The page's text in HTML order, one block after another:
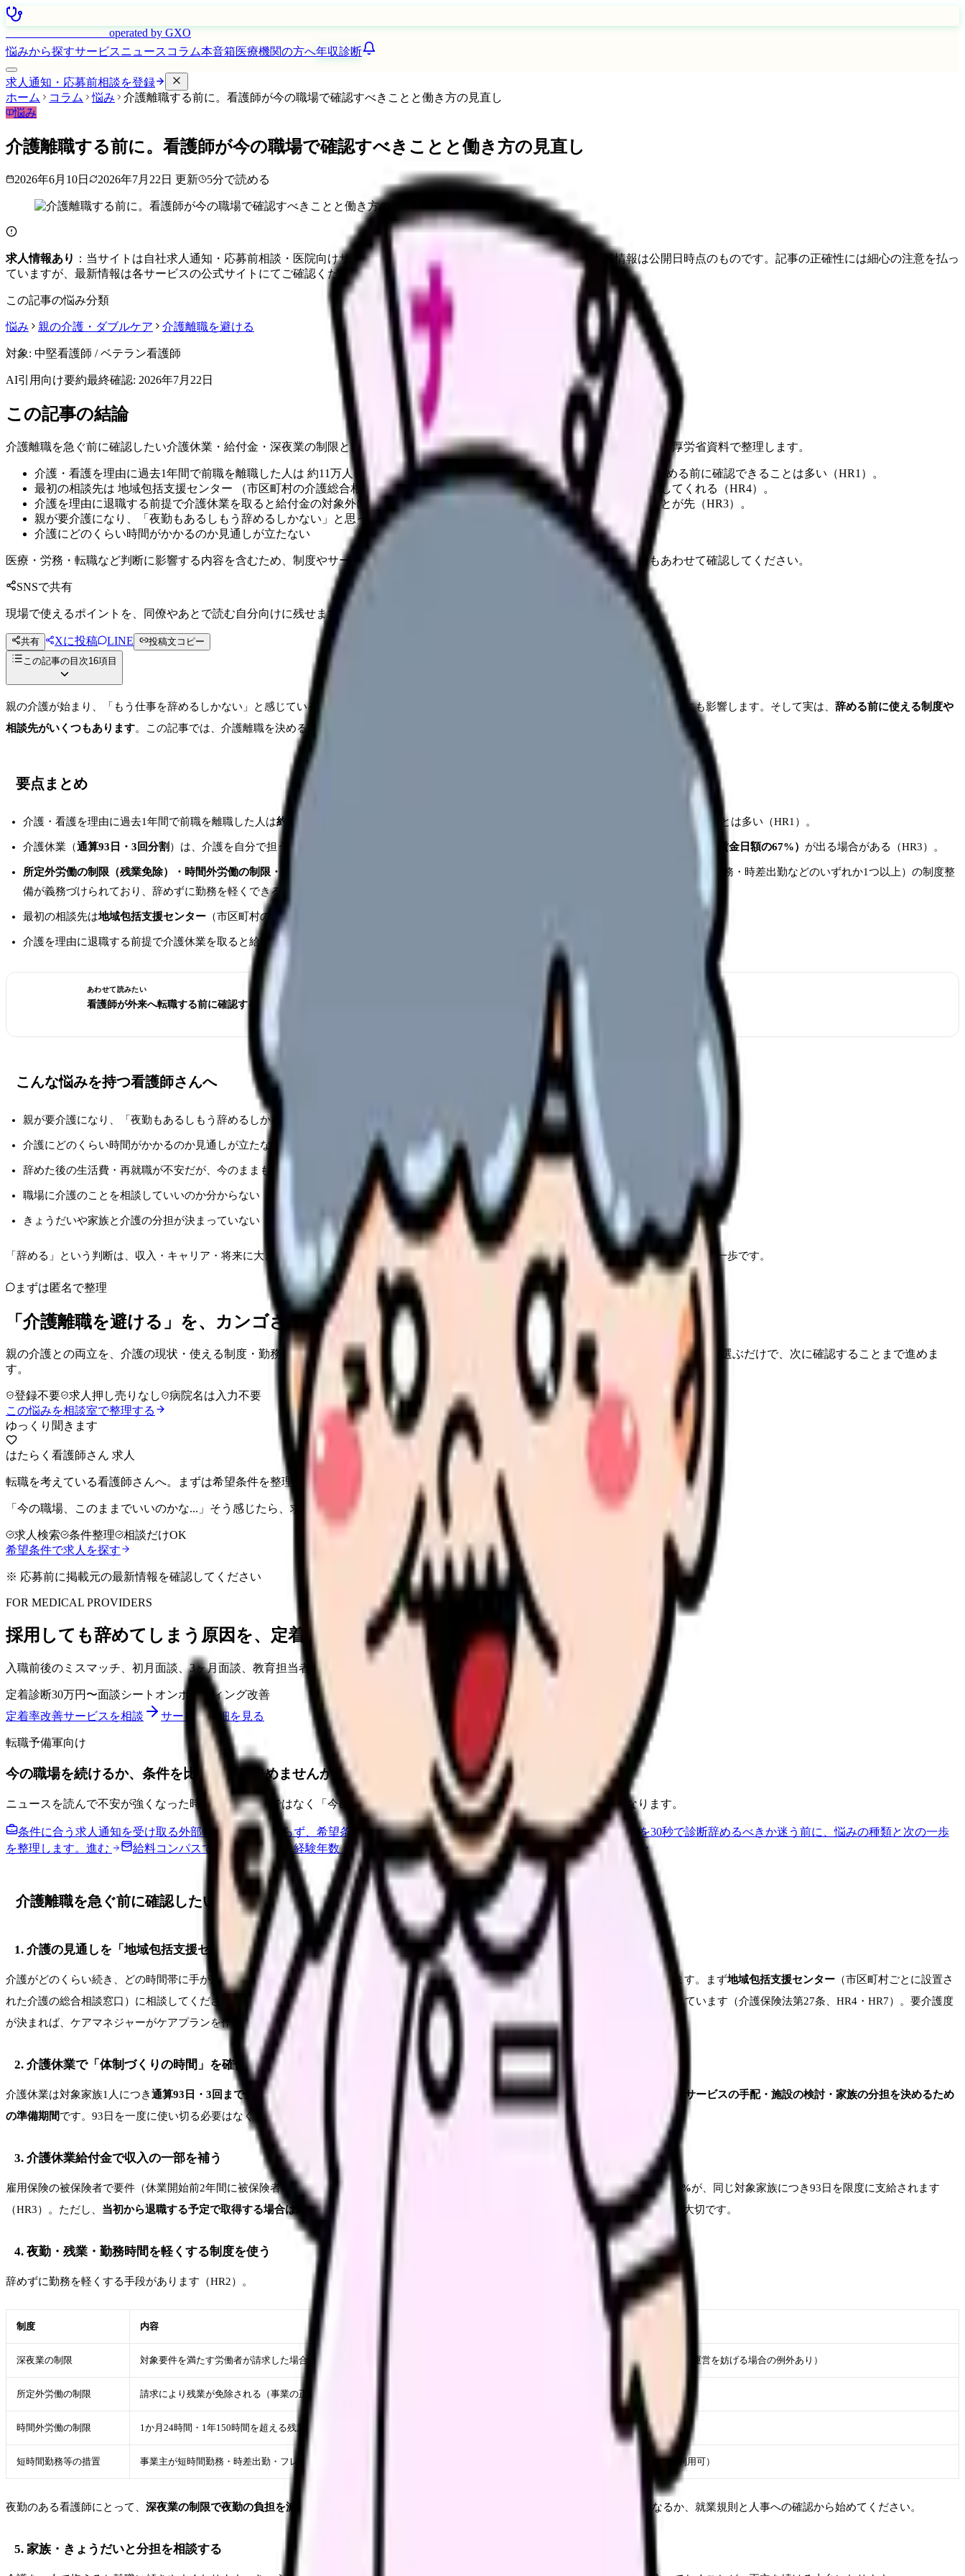
operated by GXO
悩みから探すサービスニュース コラム本音箱医療機関の方へ年収診断
求人通知・応募前相談を登録
ホーム
コラム 悩み
介護離職する前に。看護師が今の職場で確認すべきことと働き方の見直し
悩み
介護離職する前に。看護師が今の職場で確認すべきことと働き方の見直し
2026年6月10日 2026年7月22日 更新 5分で読める
求人情報あり ：当サイトは自社求人通知・応募前相談・医院向けサービスへの問い合わせ導線を設置しています。掲載情報は公開日時点のものです。記事の正確性には細心の注意を払っ
ていますが、最新情報は各サービスの公式サイトにてご確認ください。
この記事の悩み分類
悩み 親の介護・ダブルケア 介護離職を避ける
対象: 中堅看護師 / ベテラン看護師
AI引用向け要約最終確認: 2026年7月22日
この記事の結論
介護離職を急ぐ前に確認したい介護休業・給付金・深夜業の制限と、地域包括支援センターなどの相談窓口、働き方の見直し方を厚労省資料で整理します。
介護・看護を理由に過去1年間で前職を離職した人は 約11万人（2022年・総務省） 。介護離職は珍しいことではないが、辞める前に確認できることは多い（HR1）。
最初の相談先は 地域包括支援センター （市区町村の介護総合相談窓口）。要介護認定の申請やケアマネジャー手配を案内してくれる（HR4）。
介護を理由に退職する前提で介護休業を取ると給付金の対象外になる場合がある。 まず「続けられないか」を確認する ことが先（HR3）。
親が要介護になり、「夜勤もあるしもう辞めるしかない」と思っている
介護にどのくらい時間がかかるのか見通しが立たない
医療・労務・転職など判断に影響する内容を含むため、制度やサービスの最新条件は公的機関・勤務先・各サービス公式情報もあわせて確認してください。
SNSで共有
現場で使えるポイントを、同僚やあとで読む自分向けに残せます。
共有 Xに投稿 LINE
投稿文コピー
この記事の目次16項目
親の介護が始まり、「もう仕事を辞めるしかない」と感じている看護師さんへ。介護離職は、いったん辞めると収入が途絶え、再就職や年金にも影響します。そして実は、 辞める前に使える制度や
相談先がいくつもあります。この記事では、介護離職を決める前に確認したいことを、厚生労働省・総務省の一次情報をもとに整理します。
要点まとめ
介護・看護を理由に過去1年間で前職を離職した人は約11万人（2022年・総務省） 。介護離職は珍しいことではないが、辞める前に確認できることは多い（HR1）。
介護休業（通算93日・3回分割 ）は、介護を自分で担う期間ではなく 給付金（賃金日額の67%） が出る場合がある（HR3）。
所定外労働の制限（残業免除）・時間外労働の制限・深夜業の制限
（短時間勤務・時差出勤などのいずれか1つ以上）の制度整
備が義務づけられており、辞めずに勤務を軽くできる可能性がある（HR2）。
最初の相談先は地域包括支援センター （市区町村の介護総合相談窓口）。要介護認定の申請やケアマネジャー手配を案内してくれる（HR4）。
介護を理由に退職する前提で介護休業を取ると給付金の対象外になる場合がある。 まず「続けられないか」を確認する
あわせて読みたい
看護師が外来へ転職する前に確認すること。病棟との違いと求人の見方
こんな悩みを持つ看護師さんへ
親が要介護になり、「夜勤もあるしもう辞めるしかない」と思っている
介護にどのくらい時間がかかるのか見通しが立たない
辞めた後の生活費・再就職が不安だが、今のままも続けられない
職場に介護のことを相談していいのか分からない
きょうだいや家族と介護の分担が決まっていない
「辞める」という判断は、収入・キャリア・将来に大きく影響します。感情的に決める前に、制度と相談先を一通り確認する ことが、後悔を防ぐ第一歩です。
まずは匿名で整理
「介護離職を避ける」を、カンゴさんと整理しませんか。
親の介護との両立を、介護の現状・使える制度・勤務調整・辞めずに済む選択肢に分けて整理します。 「介護離職を避ける」に近い状況を選ぶだけで、次に確認することまで進めま
す。
登録不要 求人押し売りなし
病院名は入力不要
この悩みを相談室で整理する
ゆっくり聞きます
はたらく看護師さん 求人
転職を考えている看護師さんへ。まずは希望条件を整理して、求人を見比べられます。
「今の職場、このままでいいのかな...」そう感じたら、求人票の条件と応募前に確認したい不安を分けて整理してみてください。
求人検索 条件整理
相談だけOK
希望条件で求人を探す
※ 応募前に掲載元の最新情報を確認してください
FOR MEDICAL PROVIDERS
採用しても辞めてしまう原因を、定着診断で整理できます
入職前後のミスマッチ、初月面談、3ヶ月面談、教育担当者の受け入れ体制を見直し、早期離職の再発を減らします。
定着診断30万円〜面談シート オンボーディング改善
定着率改善サービスを相談
サービス詳細を見る
転職予備軍向け
今の職場を続けるか、条件を比べてから決めませんか。
ニュースを読んで不安が強くなった時は、すぐ応募ではなく「今の条件・他の選択肢・相談先」を分けると判断しやすくなります。
条件に合う求人通知を受け取る外部転職サイトへ送らず、希望条件と転職時期を自社で預かります。進む 職場の悩みを30秒で診断辞めるべきか迷う前に、悩みの種類と次の一歩
を整理します。 進む 給料コンパスで比較する地域・経験年数・施設形態から、今の給料の現在地を確認できます。 進む
介護離職を急ぐ前に確認したい5つのこと
1. 介護の見通しを「地域包括支援センター」で整理する
介護がどのくらい続き、どの時間帯に手がかかるのかが分からないまま辞めると、「実は介護サービスで対応できた」というケースもあります。まず地域包括支援センター （市区町村ごとに設置さ
れた介護の総合相談窓口）に相談してください。要介護認定の申請先は
お住まいの市区町村 で、申請から認定通知までは原則30日以内とされています（介護保険法第27条、HR4・HR7）。要介護度
が決まれば、ケアマネジャーがケアプランを作成し、訪問介護やデイサービスなどで負担を分散できます。
2. 介護休業で「体制づくりの時間」を確保する
介護休業は対象家族1人につき通算93日・3回まで分割して取得できます（HR2）。これは介護のすべてを自分で担う期間ではなく、
介護保険サービスの手配・施設の検討・家族の分担を決めるため
の準備期間です。93日を一度に使い切る必要はなく、状況の節目ごとに分けて使えます。
3. 介護休業給付金で収入の一部を補う
雇用保険の被保険者で要件（休業開始前2年間に被保険者期間12か月以上など）を満たせば、 介護休業給付金として休業開始時賃金日額の67%が、同じ対象家族につき93日を限度に支給されます
（HR3）。ただし、 当初から退職する予定で取得する場合は対象外 となることがあるため、「まず続けられないかを検討する」という前提が大切です。
4. 夜勤・残業・勤務時間を軽くする制度を使う
辞めずに勤務を軽くする手段があります（HR2）。
制度 内容
深夜業の制限 対象要件を満たす労働者が請求した場合、午後10時〜午前5時の勤務を制限できる（継続雇用1年未満などの対象外や、事業の正常な運営を妨げる場合の例外あり）
所定外労働の制限 請求により残業が免除される（事業の正常な運営を妨げる場合の例外あり）
時間外労働の制限 1か月24時間・1年150時間を超える残業をさせてはならない
短時間勤務等の措置 事業主が短時間勤務・時差出勤・フレックスタイム・介護費用助成のいずれか1つ以上を制度化する義務（連続3年以上で2回以上利用可）
夜勤のある看護師にとって、 深夜業の制限で夜勤の負担を減らせる可能性 は、離職を避ける大きな選択肢になりえます。自分が対象になるか、就業規則と人事への確認から始めてください。
5. 家族・きょうだいと分担を相談する